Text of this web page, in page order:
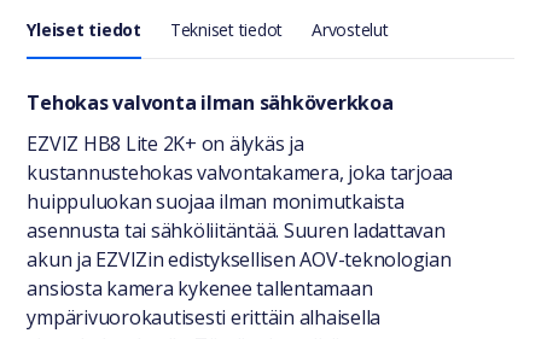
Yleiset tiedot Tekniset tiedot Arvostelut
Yleiset tiedot
Tehokas valvonta ilman sähköverkkoa
EZVIZ HB8 Lite 2K+ on älykäs ja
kustannustehokas valvontakamera, joka tarjoaa
huippuluokan suojaa ilman monimutkaista
asennusta tai sähköliitäntää. Suuren ladattavan
akun ja EZVIZin edistyksellisen AOV-teknologian
ansiosta kamera kykenee tallentamaan
ympärivuorokautisesti erittäin alhaisella